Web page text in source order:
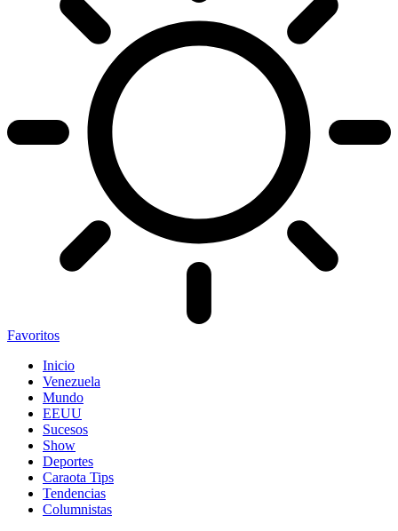
Favoritos
Inicio
Venezuela
Mundo
EEUU
Sucesos
Show
Deportes
Caraota Tips
Tendencias
Columnistas